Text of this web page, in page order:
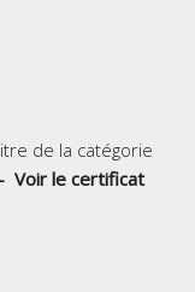
de la catégorie
Voir le certificat